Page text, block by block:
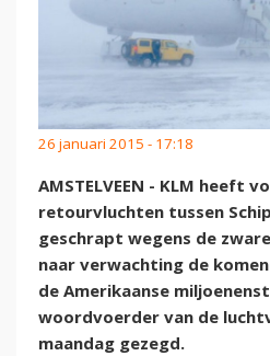
26 januari 2015 - 17:18
AMSTELVEEN - KLM heeft
retourvluchten tussen
geschrapt wegens de
naar verwachting de
de Amerikaanse
woordvoerder van de
maandag gezegd.